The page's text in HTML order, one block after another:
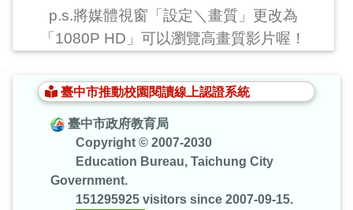
p.s.將媒體視窗「設定＼畫質」更改為
「1080P HD」可以瀏覽高畫質影片喔！
臺中市推動校園閱讀線上認證系統
臺中市政府教育局
Copyright © 2007-2030
Education Bureau, Taichung City
Government.
151295925 visitors since 2007-09-15.